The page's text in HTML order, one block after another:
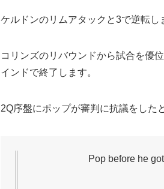
ケルドンのリムアタックと3で逆転し
コリンズのリバウンドから試合を優
インドで終了します。
2Q序盤にポップが審判に抗議をした
Pop before he